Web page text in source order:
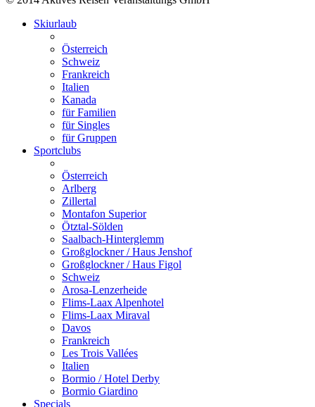
Skiurlaub
Österreich
Schweiz
Frankreich
Italien
Kanada
für Familien
für Singles
für Gruppen
Sportclubs
Österreich
Arlberg
Zillertal
Montafon Superior
Ötztal-Sölden
Saalbach-Hinterglemm
Großglockner / Haus Jenshof
Großglockner / Haus Figol
Schweiz
Arosa-Lenzerheide
Flims-Laax Alpenhotel
Flims-Laax Miraval
Davos
Frankreich
Les Trois Vallées
Italien
Bormio / Hotel Derby
Bormio Giardino
Specials